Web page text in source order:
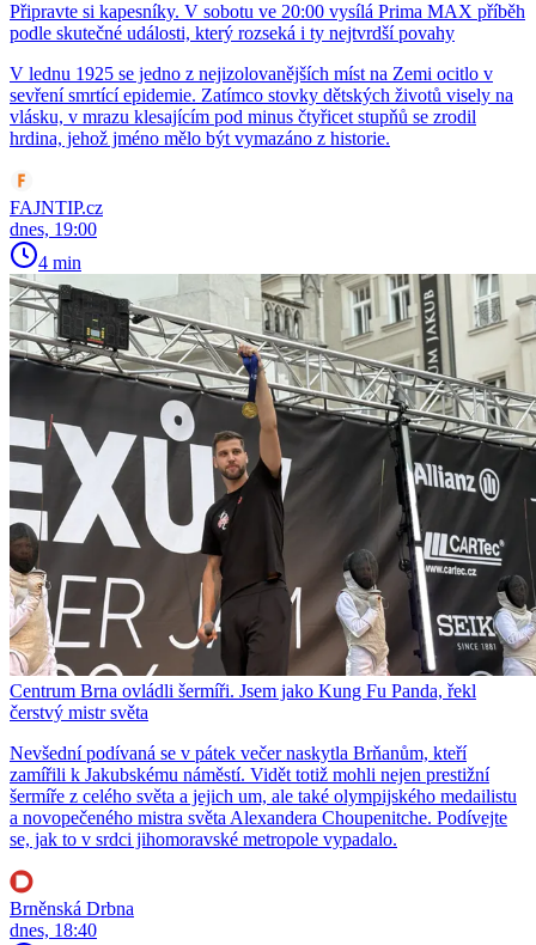
Připravte si kapesníky. V sobotu ve 20:00 vysílá Prima MAX příběh
podle skutečné události, který rozseká i ty nejtvrdší povahy
V lednu 1925 se jedno z nejizolovanějších míst na Zemi ocitlo v
sevření smrtící epidemie. Zatímco stovky dětských životů visely na
vlásku, v mrazu klesajícím pod minus čtyřicet stupňů se zrodil
hrdina, jehož jméno mělo být vymazáno z historie.
FAJNTIP.cz
dnes, 19:00
4 min
Centrum Brna ovládli šermíři. Jsem jako Kung Fu Panda, řekl
čerstvý mistr světa
Nevšední podívaná se v pátek večer naskytla Brňanům, kteří
zamířili k Jakubskému náměstí. Vidět totiž mohli nejen prestižní
šermíře z celého světa a jejich um, ale také olympijského medailistu
a novopečeného mistra světa Alexandera Choupenitche. Podívejte
se, jak to v srdci jihomoravské metropole vypadalo.
Brněnská Drbna
dnes, 18:40